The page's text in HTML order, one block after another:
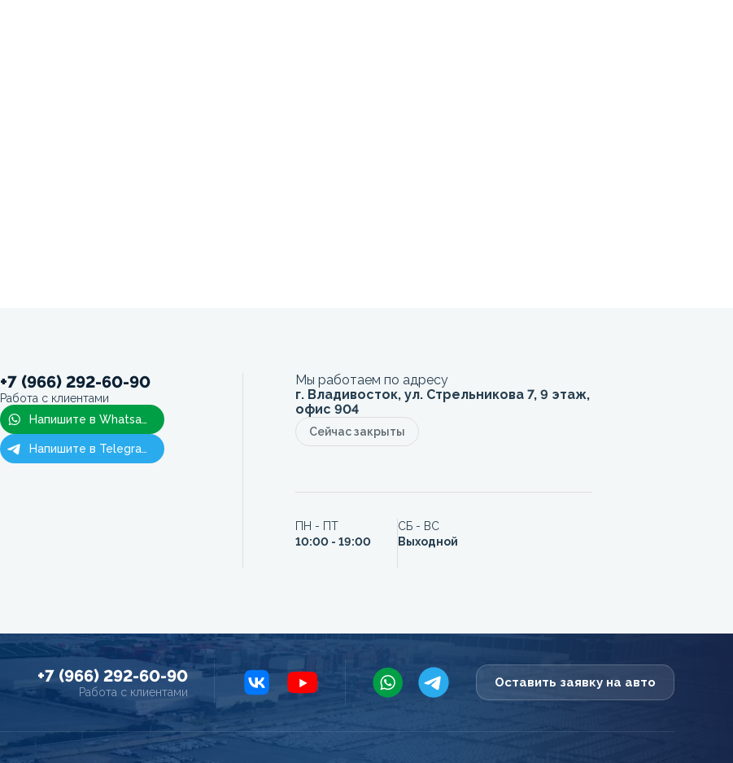
+7 (966) 292-60-90
Работа с клиентами
Напишите в Whatsapp
Напишите в Telegram
Мы работаем по адресу
г. Владивосток, ул. Стрельникова 7, 9 этаж,
офис 904
Сейчас закрыты
ПН - ПТ
10:00 - 19:00
СБ - ВС
Выходной
+7 (966) 292-60-90
Работа с клиентами
Оставить заявку на авто